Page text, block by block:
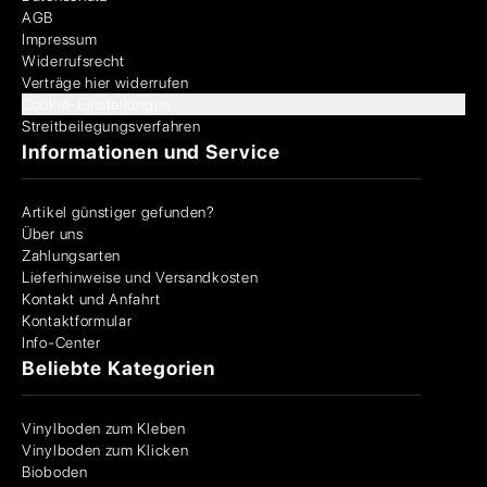
AGB
Impressum
Widerrufsrecht
Verträge hier widerrufen
Streitbeilegungsverfahren
Informationen und Service
Artikel günstiger gefunden?
Über uns
Zahlungsarten
Lieferhinweise und Versandkosten
Kontakt und Anfahrt
Kontaktformular
Info-Center
Beliebte Kategorien
Vinylboden zum Kleben
Vinylboden zum Klicken
Bioboden